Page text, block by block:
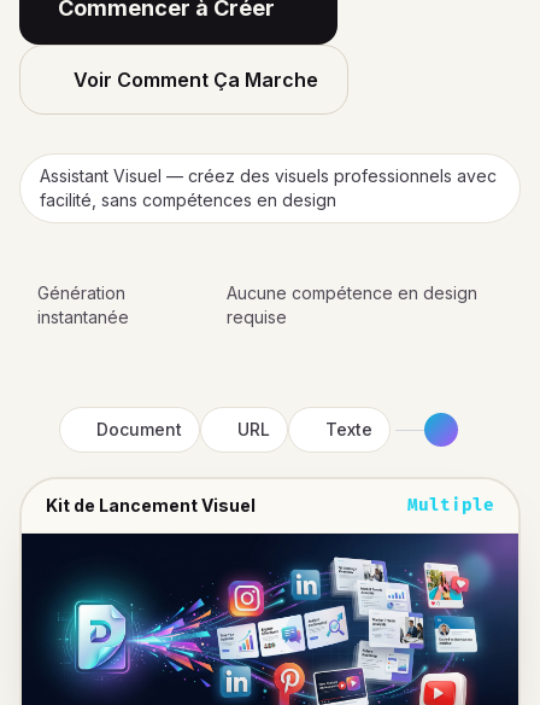
Commencer à Créer
Voir Comment Ça Marche
Assistant Visuel — créez des visuels professionnels avec
facilité, sans compétences en design
Génération
instantanée
Aucune compétence en design
requise
Document URL Texte
Kit de Lancement Visuel Multiple